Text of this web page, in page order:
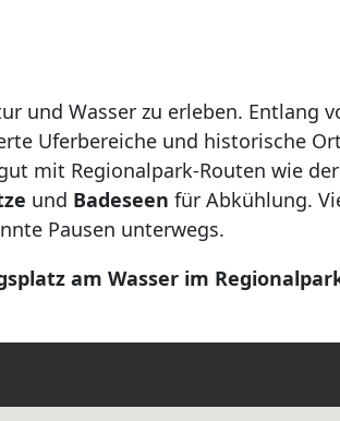
und Wasser zu erleben. Entlang
Uferbereiche und historische
mit Regionalpark‑Routen wie der
und Badeseen für Abkühlung.
Pausen unterwegs.
am Wasser im